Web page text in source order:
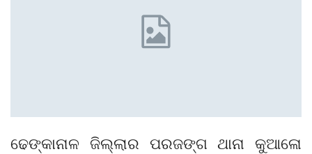
ଢେଙ୍କାନାଳ ଜିଲ୍ଲାର ପରଜଙ୍ଗ ଥାନା କୁଆଳୋ